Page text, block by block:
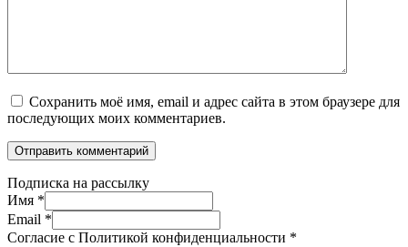
Сохранить моё имя, email и адрес сайта в этом браузере для
последующих моих комментариев.
Подписка на рассылку
Имя *
Email *
Согласие с Политикой конфиденциальности *